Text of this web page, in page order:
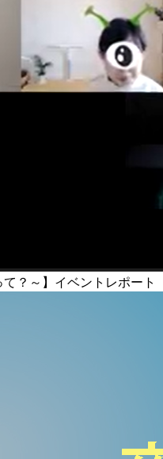
て？～】イベントレポート